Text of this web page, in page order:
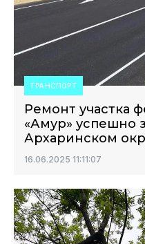
ТРАНСПОРТ
Ремонт участка
«Амур» успешно
Архаринском
16.06.2025 11:11:07